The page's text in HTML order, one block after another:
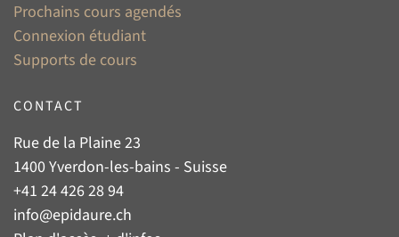
Prochains cours agendés
Connexion étudiant
Supports de cours
CONTACT
Rue de la Plaine 23
1400 Yverdon-les-bains - Suisse
+41 24 426 28 94
info@epidaure.ch